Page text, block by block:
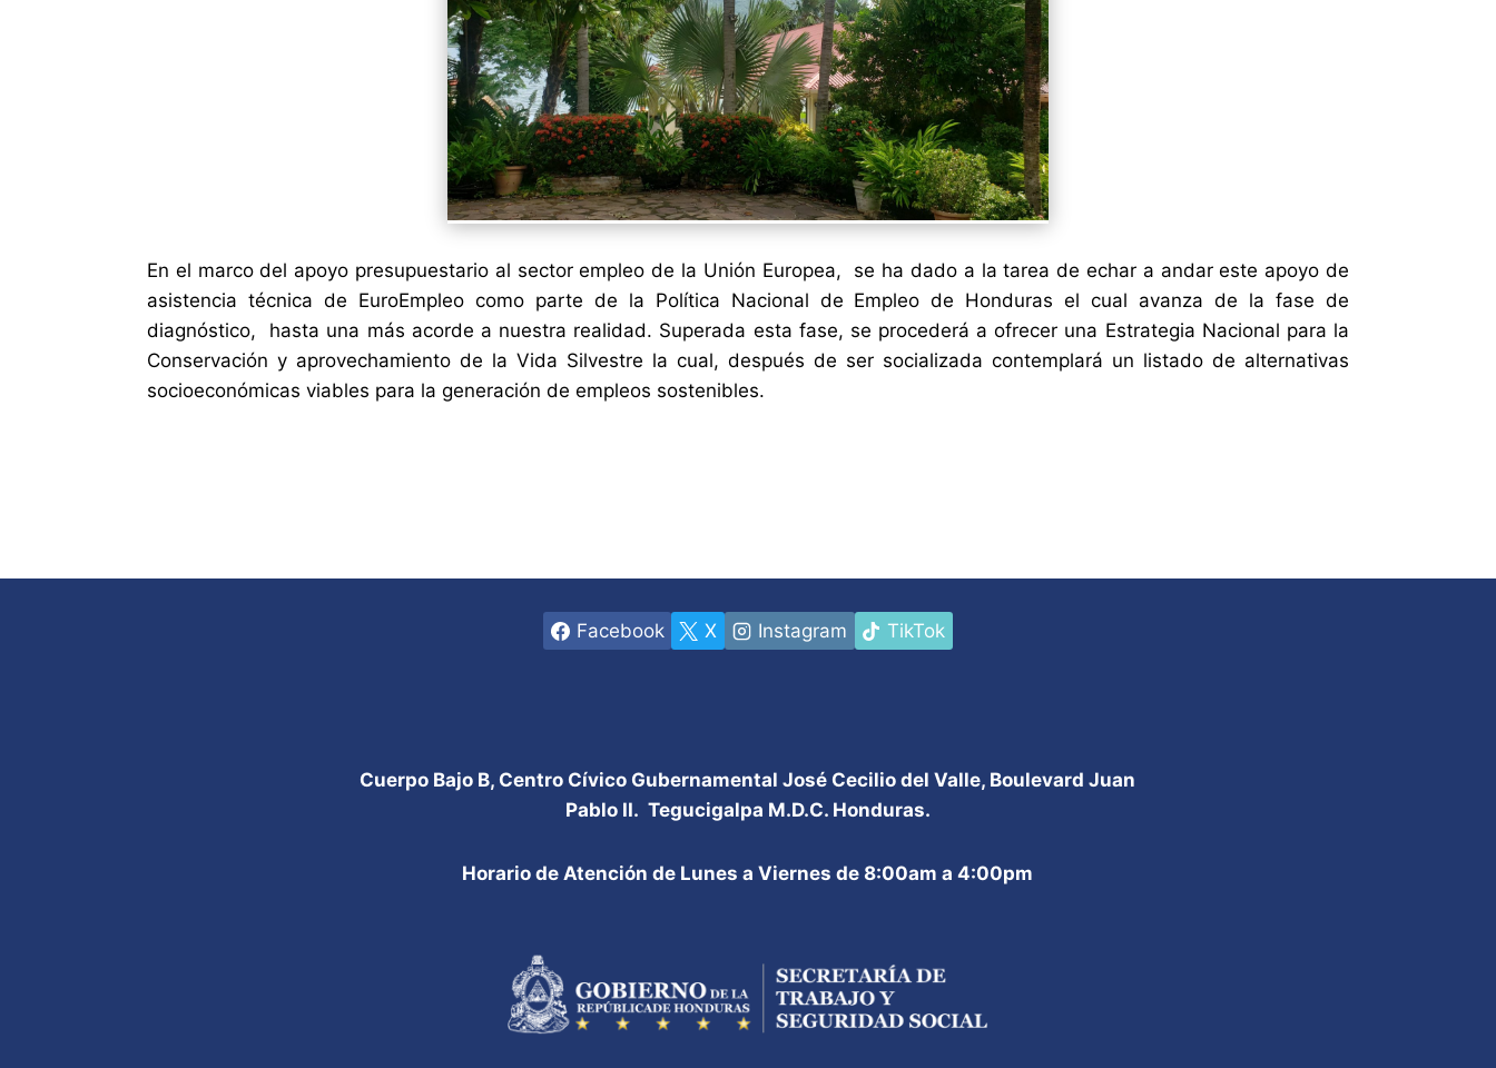
En el marco del apoyo presupuestario al sector empleo de la Unión Europea, se ha dado a la tarea de echar a andar este apoyo de
asistencia técnica de EuroEmpleo como parte de la Política Nacional de Empleo de Honduras el cual avanza de la fase de
diagnóstico, hasta una más acorde a nuestra realidad. Superada esta fase, se procederá a ofrecer una Estrategia Nacional para la
Conservación y aprovechamiento de la Vida Silvestre la cual, después de ser socializada contemplará un listado de alternativas
socioeconómicas viables para la generación de empleos sostenibles.
Facebook X Instagram TikTok
Cuerpo Bajo B, Centro Cívico Gubernamental José Cecilio del Valle, Boulevard Juan
Pablo II. Tegucigalpa M.D.C. Honduras.
Horario de Atención de Lunes a Viernes de 8:00am a 4:00pm